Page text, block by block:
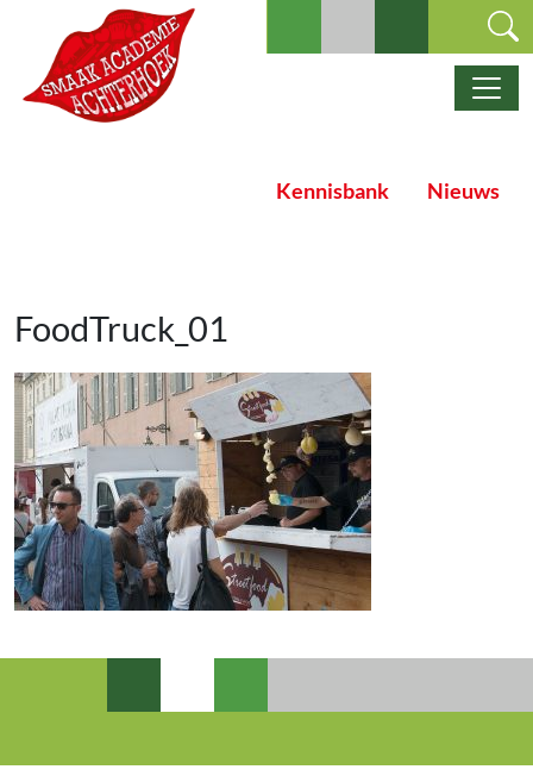
Ga naar de inhoud
Hoofdnavigatie
Kennisbank Nieuws
FoodTruck_01